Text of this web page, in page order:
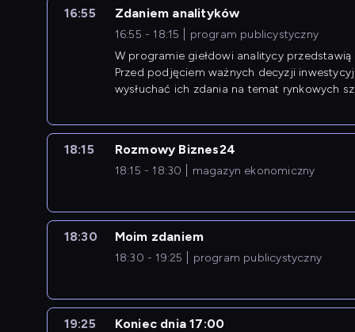
16:55 Zdaniem analityków
16:55 - 18:15
program publicystyczny
W programie giełdowi analitycy
Przed podjęciem ważnych decyzji
wysłuchać ich zdania na temat rynkowych
18:15 Rozmowy Biznes24
18:15 - 18:30 magazyn ekonomiczny
18:30 Moim zdaniem
18:30 - 19:25 program publicystyczny
19:25 Koniec dnia 17:00